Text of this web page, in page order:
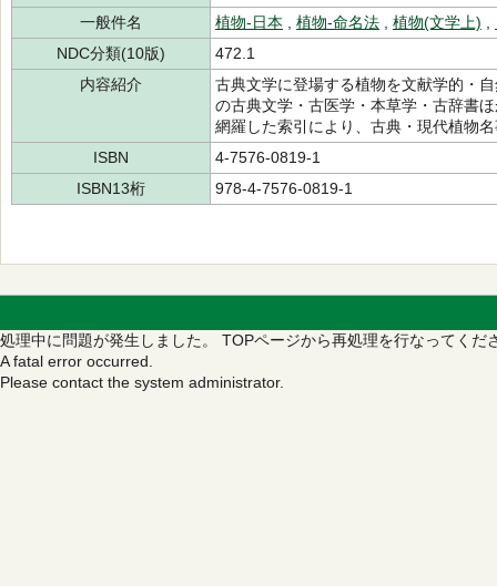
一般件名
植物-日本 植物-命名法 植物(文学上)
NDC分類(10版)
472.1
内容紹介
古典文学に登場する植物を文献学的・
の古典文学・古医学・本草学・古辞書
網羅した索引により、古典・現代植物
ISBN
4-7576-0819-1
ISBN13桁
978-4-7576-0819-1
処理中に問題が発生しました。 TOPページから再処理を行なってくだ
A fatal error occurred.
Please contact the system administrator.